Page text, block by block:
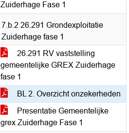
Zuiderhage Fase 1
7.b.2 26.291 Grondexploitatie
Zuiderhage fase 1
26.291 RV vaststelling
gemeentelijke GREX Zuiderhage
fase 1
BL 2. Overzicht onzekerheden
Presentatie Gemeentelijke
grex Zuiderhage Fase 1